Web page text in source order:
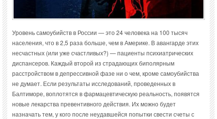
Уровень самоубийств в России — это 24 человека на 100 тысяч
населения, что в 2,5 раза больше, чем в Америке. В авангарде этих
несчастных (или уже счастливых?) — пациенты психиатрических
диспансеров. Каждый второй из страдающих биполярным
расстройством в депрессивной фазе ни о чем, кроме самоубийства
не думает. Если результаты исследований, проведенных в
Балтиморе, воплотятся в фармацевтическую реальность, появятся
новые лекарства превентивного действия. Их можно будет
назначать тем, у кого после неудавшейся попытки свести счеты с